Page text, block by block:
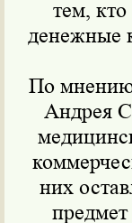
тем,
денежные
По мнению
Андрея
них
предмет